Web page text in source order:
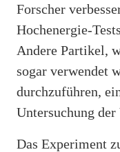
Forscher
Hochenergie-
Andere Partikel,
sogar verwendet
durchzuführen,
Untersuchung der
Das Experiment